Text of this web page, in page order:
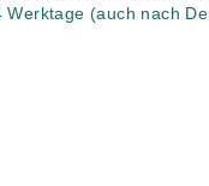
(auch nach